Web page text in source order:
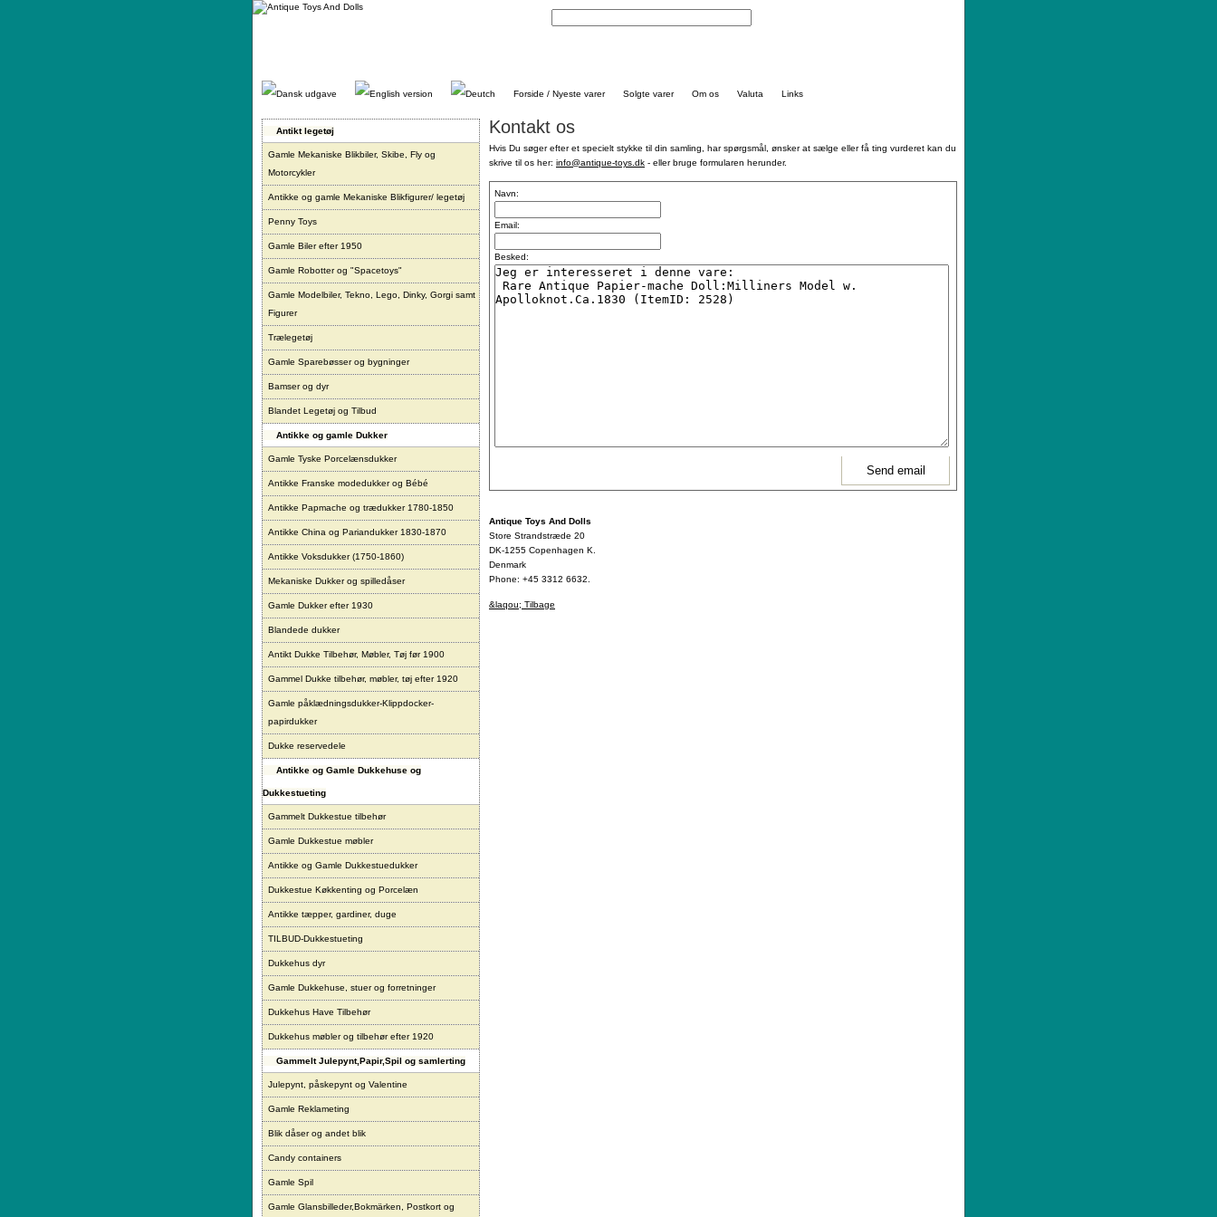
Gå
Forside / Nyeste varer Solgte varer Om os Valuta Links
Antikt legetøj
Gamle Mekaniske Blikbiler, Skibe, Fly og
Motorcykler
Antikke og gamle Mekaniske Blikfigurer/ legetøj
Penny Toys
Gamle Biler efter 1950
Gamle Robotter og "Spacetoys"
Gamle Modelbiler, Tekno, Lego, Dinky, Gorgi samt
Figurer
Trælegetøj
Gamle Sparebøsser og bygninger
Bamser og dyr
Blandet Legetøj og Tilbud
Antikke og gamle Dukker
Gamle Tyske Porcelænsdukker
Antikke Franske modedukker og Bébé
Antikke Papmache og trædukker 1780-1850
Antikke China og Pariandukker 1830-1870
Antikke Voksdukker (1750-1860)
Mekaniske Dukker og spilledåser
Gamle Dukker efter 1930
Blandede dukker
Antikt Dukke Tilbehør, Møbler, Tøj før 1900
Gammel Dukke tilbehør, møbler, tøj efter 1920
Gamle påklædningsdukker-Klippdocker-
papirdukker
Dukke reservedele
Antikke og Gamle Dukkehuse og
Dukkestueting
Gammelt Dukkestue tilbehør
Gamle Dukkestue møbler
Antikke og Gamle Dukkestuedukker
Dukkestue Køkkenting og Porcelæn
Antikke tæpper, gardiner, duge
TILBUD-Dukkestueting
Dukkehus dyr
Gamle Dukkehuse, stuer og forretninger
Dukkehus Have Tilbehør
Dukkehus møbler og tilbehør efter 1920
Gammelt Julepynt,Papir,Spil og samlerting
Julepynt, påskepynt og Valentine
Gamle Reklameting
Blik dåser og andet blik
Candy containers
Gamle Spil
Gamle Glansbilleder,Bokmärken, Postkort og
Kontakt os
Hvis Du søger efter et specielt stykke til din samling, har spørgsmål, ønsker at sælge eller få ting vurderet kan du
skrive til os her: info@antique-toys.dk - eller bruge formularen herunder.
Navn:
Email:
Besked:
Antique Toys And Dolls
Store Strandstræde 20
DK-1255 Copenhagen K.
Denmark
Phone: +45 3312 6632.
&laqou; Tilbage